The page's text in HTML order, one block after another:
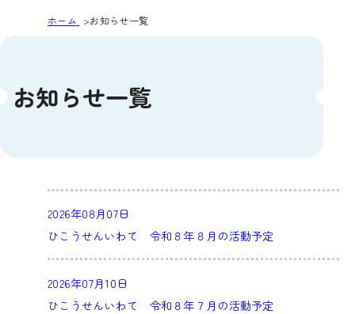
ホーム お知らせ一覧
お知らせ一覧
2026年08月07日
ひこうせんいわて 令和８年８月の活動予定
2026年07月10日
ひこうせんいわて 令和８年７月の活動予定